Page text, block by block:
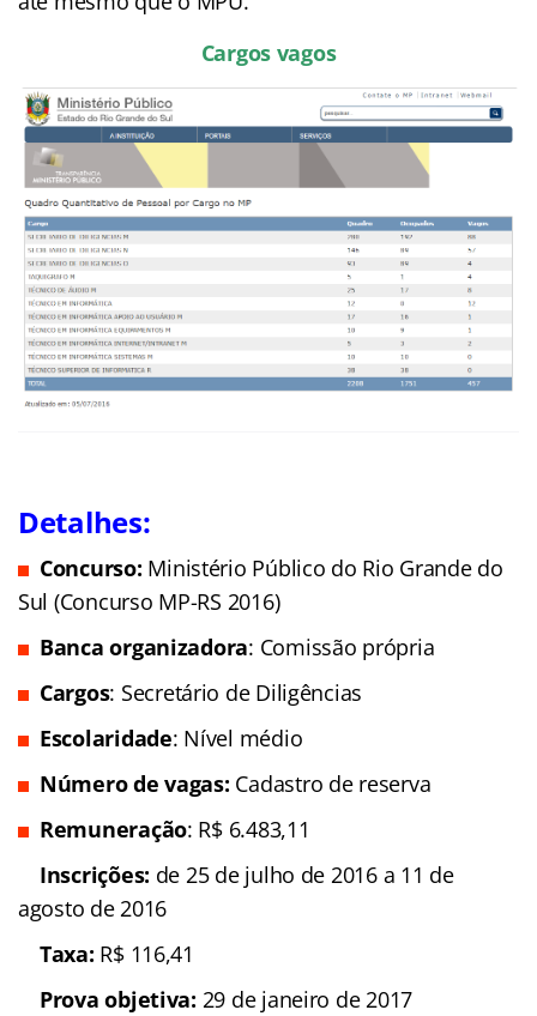
Cargos vagos
Detalhes:
Concurso: Ministério Público do Rio Grande do
Sul (Concurso MP-RS 2016)
Banca organizadora: Comissão própria
Cargos: Secretário de Diligências
Escolaridade: Nível médio
Número de vagas: Cadastro de reserva
Remuneração: R$ 6.483,11
Inscrições: de 25 de julho de 2016 a 11 de
agosto de 2016
Taxa: R$ 116,41
Prova objetiva: 29 de janeiro de 2017